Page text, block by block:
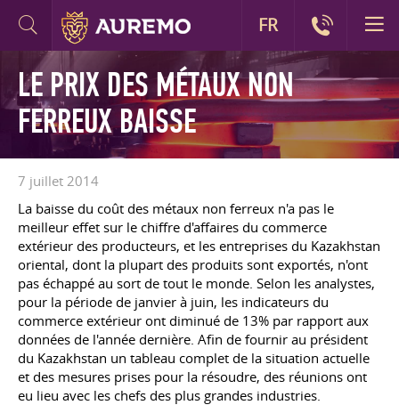
LE PRIX DES MÉTAUX NON
FERREUX BAISSE
7 juillet 2014
La baisse du coût des métaux non ferreux n'a pas le
meilleur effet sur le chiffre d'affaires du commerce
extérieur des producteurs, et les entreprises du Kazakhstan
oriental, dont la plupart des produits sont exportés, n'ont
pas échappé au sort de tout le monde. Selon les analystes,
pour la période de janvier à juin, les indicateurs du
commerce extérieur ont diminué de 13% par rapport aux
données de l'année dernière. Afin de fournir au président
du Kazakhstan un tableau complet de la situation actuelle
et des mesures prises pour la résoudre, des réunions ont
eu lieu avec les chefs des plus grandes industries.
FR